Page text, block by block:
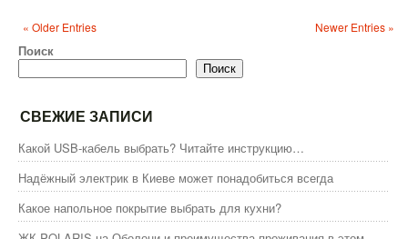
« Older Entries Newer Entries »
Поиск
Поиск
СВЕЖИЕ ЗАПИСИ
Какой USB-кабель выбрать? Читайте инструкцию…
Надёжный электрик в Киеве может понадобиться всегда
Какое напольное покрытие выбрать для кухни?